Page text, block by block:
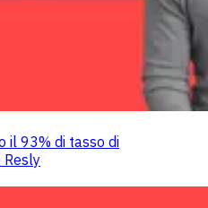
il 93% di tasso di
Resly